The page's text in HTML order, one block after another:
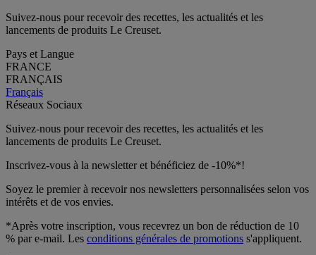
Suivez-nous pour recevoir des recettes, les actualités et les
lancements de produits Le Creuset.
Pays et Langue
FRANCE
FRANÇAIS
Français
Réseaux Sociaux
Suivez-nous pour recevoir des recettes, les actualités et les
lancements de produits Le Creuset.
Inscrivez-vous à la newsletter et bénéficiez de -10%*!
Soyez le premier à recevoir nos newsletters personnalisées selon vos
intérêts et de vos envies.
*Après votre inscription, vous recevrez un bon de réduction de 10
% par e-mail. Les conditions générales de promotions s'appliquent.